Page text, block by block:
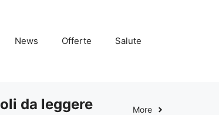
News Offerte Salute
da leggere More